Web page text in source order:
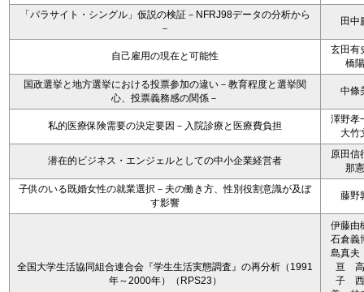
「パラサイト・シングル」仮説の検証－NFRJ98データの分析から
－
田中
自己雇用の現在と可能性
玄田有
橋
国政選挙と地方選挙における投票参加の違い－教育程度と選挙関
心、投票義務感の関係－
中條
私的医療保険需要の決定要因－入院診療と医療費負担
澤野孝
大竹
潜在的ビジネス・エンジェルとしての中小企業経営者
原田信
那
子供のいる既婚女性の就業選択－夫の働き方、性別役割意識が及ぼ
す影響
藤野
全国大学生活協同組合連合会『学生生活実態調査』の再分析（1991
年～2000年）（RPS23）
伊藤
石倉
島真
亘 高
子 西